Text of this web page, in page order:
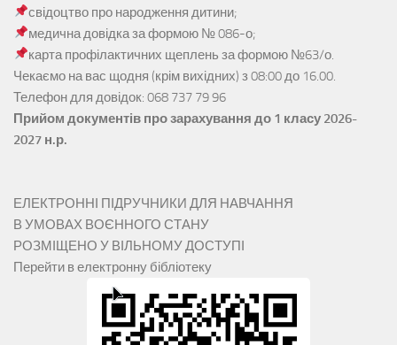
свідоцтво про народження дитини;
медична довідка за формою № 086-о;
карта профілактичних щеплень за формою №63/о.
Чекаємо на вас щодня (крім вихідних) з 08:00 до 16.00.
Телефон для довідок: 068 737 79 96
Прийом документів про зарахування до 1 класу 2026-
2027 н.р.
ЕЛЕКТРОННІ ПІДРУЧНИКИ ДЛЯ НАВЧАННЯ
В УМОВАХ ВОЄННОГО СТАНУ
РОЗМІЩЕНО У ВІЛЬНОМУ ДОСТУПІ
Перейти в електронну бібліотеку